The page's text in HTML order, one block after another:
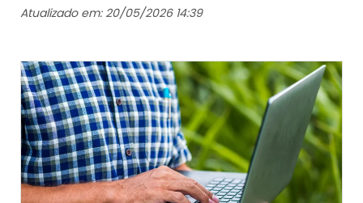
Atualizado em: 20/05/2026 14:39